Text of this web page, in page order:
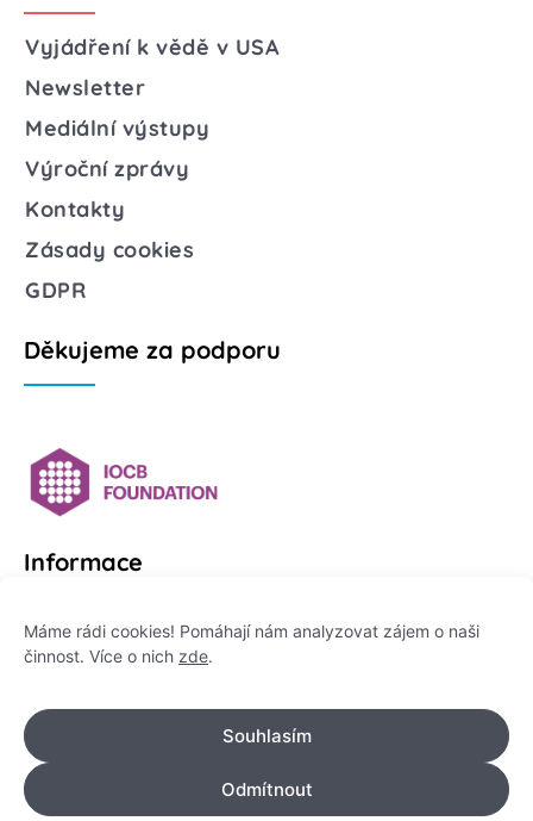
Máme rádi cookies! Pomáhají nám analyzovat zájem o naši
činnost. Více o nich zde.
Souhlasím
Odmítnout
Vyjádření k vědě v USA
Newsletter
Mediální výstupy
Výroční zprávy
Kontakty
Zásady cookies
GDPR
Děkujeme za podporu
Informace
Platformu Zeptej se vědce provozuje:
IČO: 178 47 389
Flemingovo náměstí 542/2,
Dejvice, 160 00 Praha 6